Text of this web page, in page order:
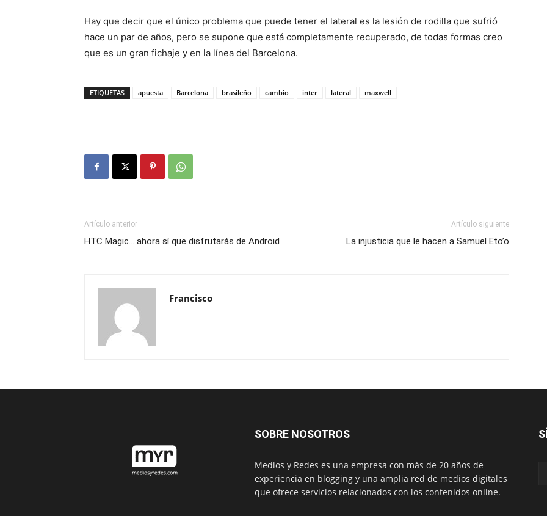
Hay que decir que el único problema que puede tener el lateral es la lesión de rodilla que sufrió
hace un par de años, pero se supone que está completamente recuperado, de todas formas creo
que es un gran fichaje y en la línea del Barcelona.
ETIQUETAS apuesta Barcelona brasileño cambio inter lateral maxwell
Artículo anterior
HTC Magic… ahora sí que disfrutarás de Android
Artículo siguiente
La injusticia que le hacen a Samuel Eto’o
Francisco
SOBRE NOSOTROS
Medios y Redes es una empresa con más de 20 años de
experiencia en blogging y una amplia red de medios digitales
que ofrece servicios relacionados con los contenidos online.